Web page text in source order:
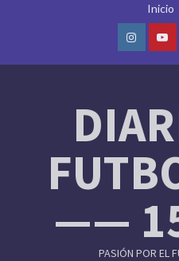
Inicio
Instagram
——
PASIÓN POR EL